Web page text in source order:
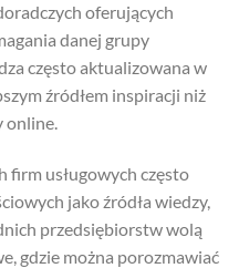
oferujących
danej grupy
często aktualizowana w
źródłem inspiracji niż
online.
firm usługowych często
jako źródła wiedzy,
przedsiębiorstw wolą
gdzie można porozmawiać